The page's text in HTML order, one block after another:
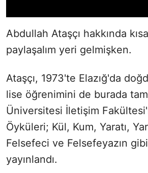
Abdullah Ataşçı hakkında
paylaşalım yeri gelmişken.
Ataşçı, 1973'te Elazığ'da
lise öğrenimini de burada
Üniversitesi İletişim
Öyküleri; Kül, Kum, Yaratı,
Felsefeci ve Felsefeyazın
yayınlandı.